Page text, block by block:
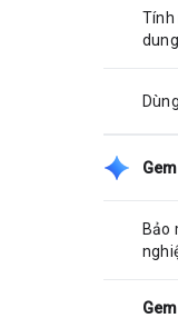
Tính
Bảo